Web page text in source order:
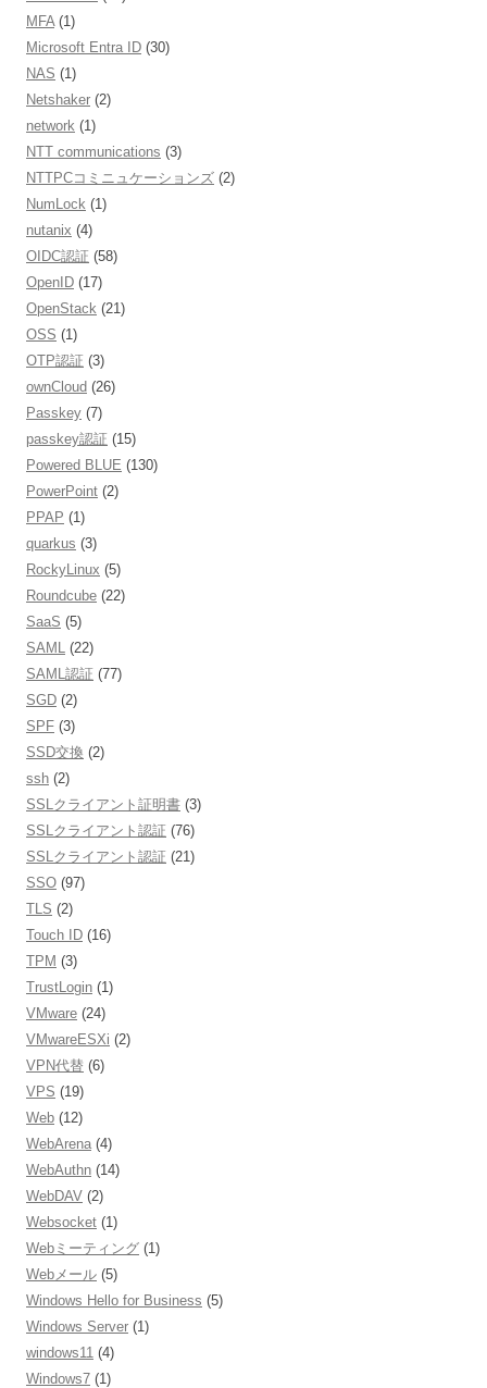
MFA (1)
Microsoft Entra ID (30)
NAS (1)
Netshaker (2)
network (1)
NTT communications (3)
NTTPCコミニュケーションズ (2)
NumLock (1)
nutanix (4)
OIDC認証 (58)
OpenID (17)
OpenStack (21)
OSS (1)
OTP認証 (3)
ownCloud (26)
Passkey (7)
passkey認証 (15)
Powered BLUE (130)
PowerPoint (2)
PPAP (1)
quarkus (3)
RockyLinux (5)
Roundcube (22)
SaaS (5)
SAML
(22)
SAML認証 (77)
SGD (2)
SPF (3)
SSD交換 (2)
ssh (2)
SSLクライアント証明書 (3)
SSLクライアント認証 (76)
SSLクライアント認証 (21)
SSO (97)
TLS (2)
Touch ID (16)
TPM (3)
TrustLogin (1)
VMware (24)
VMwareESXi (2)
VPN代替 (6)
VPS (19)
Web (12)
WebArena (4)
WebAuthn (14)
WebDAV (2)
Websocket (1)
Webミーティング (1)
Webメール (5)
Windows Hello for Business (5)
Windows Server (1)
windows11 (4)
Windows7 (1)